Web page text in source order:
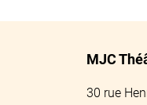
MJC
30 rue